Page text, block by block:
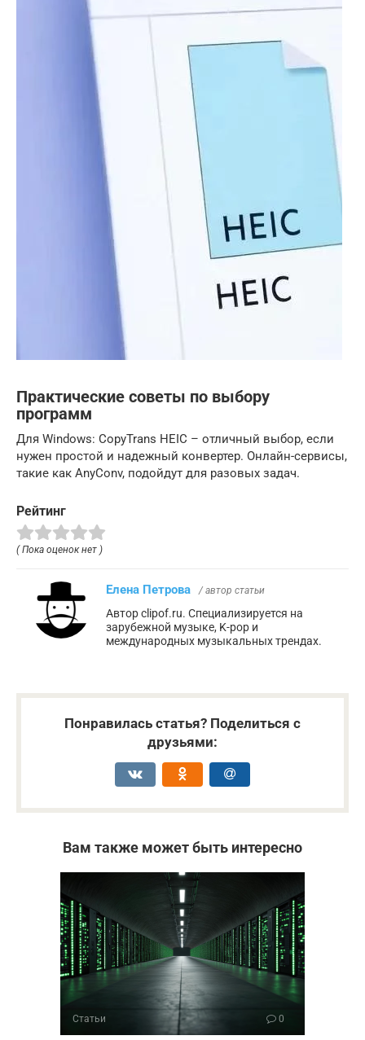
Практические советы по выбору
программ
Для Windows: CopyTrans HEIC – отличный выбор, если
нужен простой и надежный конвертер. Онлайн-сервисы,
такие как AnyConv, подойдут для разовых задач.
Рейтинг
( Пока оценок нет )
Елена Петрова / автор статьи
Автор clipof.ru. Специализируется на
зарубежной музыке, K-pop и
международных музыкальных трендах.
Понравилась статья? Поделиться с
друзьями:
Вам также может быть интересно
Статьи 0